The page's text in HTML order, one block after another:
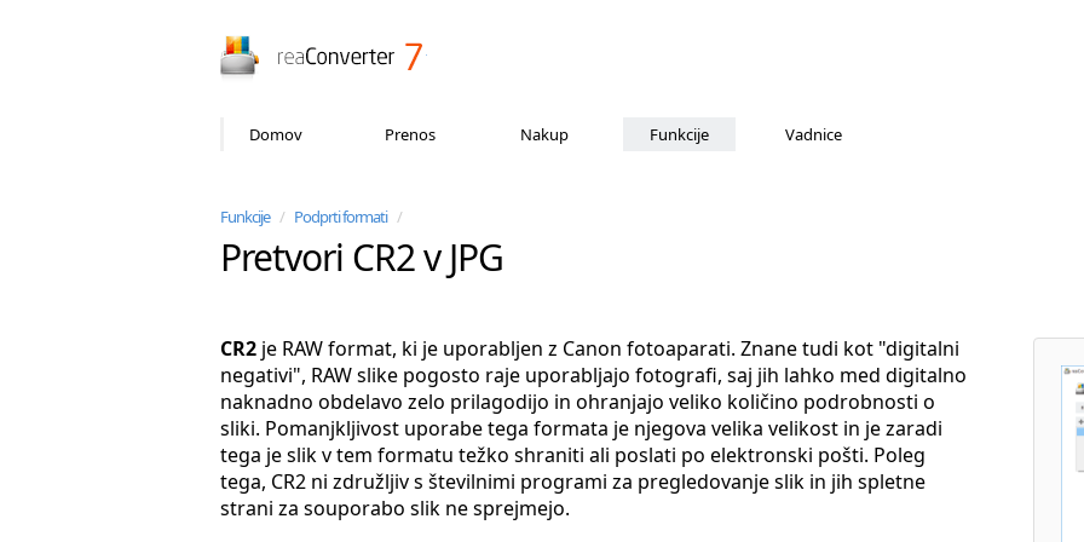
Domov Prenos Nakup Funkcije Vadnice
Funkcije / Podprti formati /
Pretvori CR2 v JPG
CR2je RAW format, ki je uporabljen z Canon fotoaparati. Znane tudi kot "digitalni
negativi", RAW slike pogosto raje uporabljajo fotografi, saj jih lahko med digitalno
naknadno obdelavo zelo prilagodijo in ohranjajo veliko količino podrobnosti o
sliki. Pomanjkljivost uporabe tega formata je njegova velika velikost in je zaradi
tega je slik v tem formatu težko shraniti ali poslati po elektronski pošti. Poleg
tega, CR2 ni združljiv s številnimi programi za pregledovanje slik in jih spletne
strani za souporabo slik ne sprejmejo.